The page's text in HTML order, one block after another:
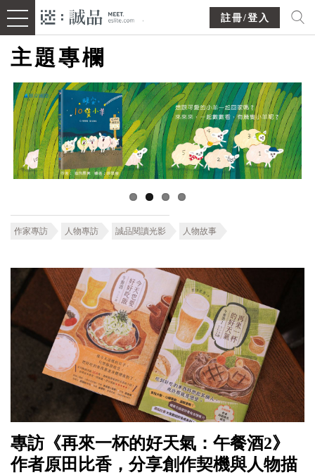
註冊/登入
主題專欄
作家專訪 人物專訪 誠品閱讀光影 人物故事
專訪《再來一杯的好天氣：午餐酒2》
作者原田比香，分享創作契機與人物描